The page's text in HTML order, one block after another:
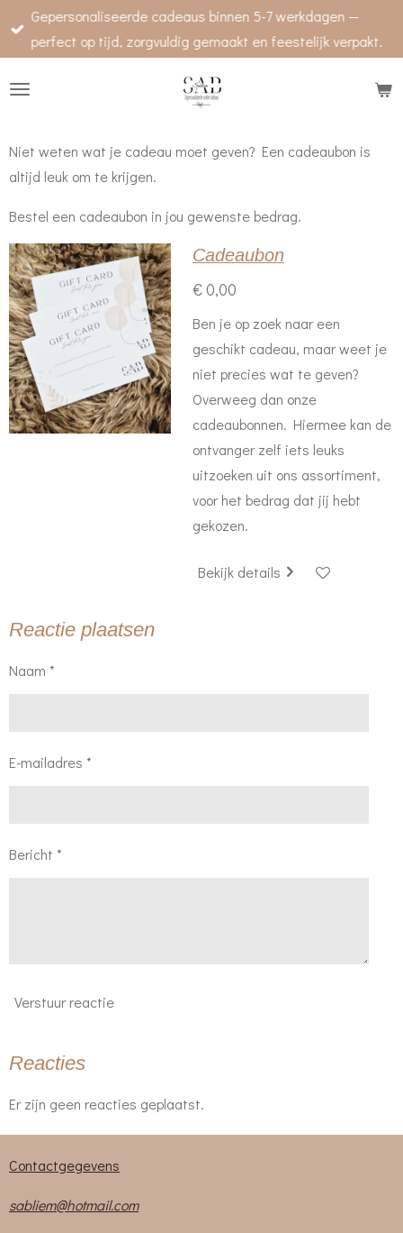
direct
de
Gepersonaliseerde cadeaus binnen 5-7 werkdagen —
perfect op tijd, zorgvuldig gemaakt en feestelijk verpakt.
Niet weten wat je cadeau moet geven? Een cadeaubon is
altijd leuk om te krijgen.
Bestel een cadeaubon in jou gewenste bedrag.
Cadeaubon
€ 0,00
Ben je op zoek naar een
geschikt cadeau, maar weet je
niet precies wat te geven?
Overweeg dan onze
cadeaubonnen. Hiermee kan de
ontvanger zelf iets leuks
uitzoeken uit ons assortiment,
voor het bedrag dat jij hebt
gekozen.
Bekijk details
Reactie plaatsen
Naam *
E-mailadres *
Bericht *
Verstuur reactie
Reacties
Er zijn geen reacties geplaatst.
Contactgegevens
sabliem@hotmail.com